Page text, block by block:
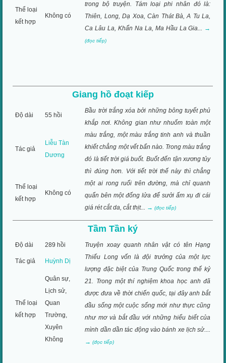
trong bộ truyện. Tám loại phi nhân đó là:
Thiên, Long, Dạ Xoa, Càn Thát Bà, A Tu La,
Ca Lâu La, Khẩn Na La, Ma Hầu La Gia... →
(đọc tiếp)
Thể loại
kết hợp
Không có
Giang hồ đoạt kiếp
Độ dài 55 hồi
Bầu trời trắng xóa bởi những bông tuyết phủ
khắp nơi. Không gian như nhuốm toàn một
màu trắng, một màu trắng tinh anh và thuần
khiết chẳng một vết bẩn nào. Trong màu trắng
đó là tiết trời giá buốt. Buốt đến tận xương tủy
thì đúng hơn. Với tiết trời thế này thì chẳng
một ai rong ruổi trên đường, mà chỉ quanh
quẩn bên một đống lửa để sưởi ấm xụ đi cái
giá rét cắt da, cắt thịt... →(đọc tiếp)
Tác giả
Liễu Tàn
Dương
Thể loại
kết hợp
Không có
Tầm Tần ký
Độ dài 289 hồi
Truyện xoay quanh nhân vật có tên Hạng
Thiếu Long vốn là đội trưởng của một lực
lượng đặc biệt của Trung Quốc trong thế kỷ
21. Trong một thí nghiệm khoa học anh đã
được đưa về thời chiến quốc, tại đây anh bắt
đầu sống một cuộc sống mới như thực cũng
như mơ và bắt đầu với những hiểu biết của
mình dần dần tác động vào bánh xe lịch sử....
→(đọc tiếp)
Tác giả Huỳnh Dị
Thể loại
kết hợp
Quân sự,
Lịch sử,
Quan
Trường,
Xuyên
Không